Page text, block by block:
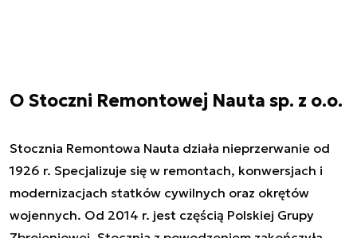
O Stoczni Remontowej Nauta sp. z o.o.
Stocznia Remontowa Nauta działa nieprzerwanie od
1926 r. Specjalizuje się w remontach, konwersjach i
modernizacjach statków cywilnych oraz okrętów
wojennych. Od 2014 r. jest częścią Polskiej Grupy